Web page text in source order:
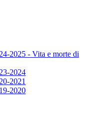
2025 - Vita e morte di
2024
2021
2020